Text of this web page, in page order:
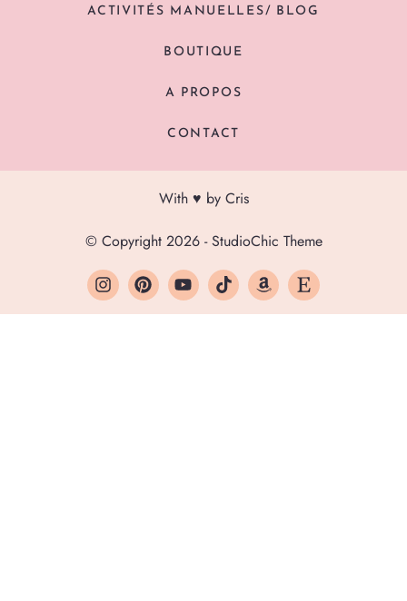
ACTIVITÉS MANUELLES/ BLOG
BOUTIQUE
A PROPOS
CONTACT
With ♥ by Cris
© Copyright 2026 - StudioChic Theme